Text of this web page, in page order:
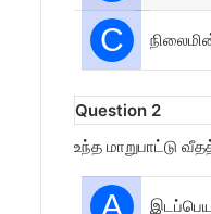
C
Question 2
உந்த மாறுபாட்டு
A